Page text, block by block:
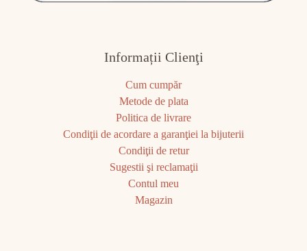
Informații Clienţi
Cum cumpăr
Metode de plata
Politica de livrare
Condiţii de acordare a garanţiei la bijuterii
Condiţii de retur
Sugestii şi reclamaţii
Contul meu
Magazin